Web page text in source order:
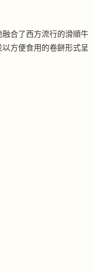
合了西方流行的滑順牛
方便食用的卷餅形式呈